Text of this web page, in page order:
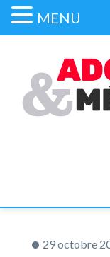
29 octobre
MENU